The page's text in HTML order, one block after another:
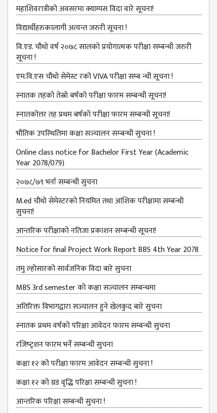
BBS FOURTH YEAR
HUMANITIES (BA)
BA FIRST YEAR
BA SECOND YEAR
BA THIRD YEAR
BA FOURTH YEAR
EDUCATION(B.ED)
B.ED FIRST YEAR
B.ED SECOND YEAR
B.ED THIRD YEAR
B.ED FOURTH YEAR
ONE YEAR B.ED
EDUCATION(M.ED)
M.ED FIRST
SEMESTERS
M.ED SECOND
SEMESTERS
M.ED THIRD
SEMESTERS
M.ED FOURTH
SEMESTERS
MANAGEMENT
SEMESTERS
महाशिवरात्रीको अवसरमा क्याम्पस विदा वारे सूचना!
विद्यार्थीहरुकालागी अत्यन्त जरुरी सूचना !
वि.एड. चौथो वर्ष २०७८ सालको प्रयोगात्मक परीक्षा सम्बन्धी जरुरी
सूचना !
एम.वि.एस चौथो सेमेस्ट रको VIVA परीक्षा सम्ब न्धी सूचना !
स्नातक तहको तेस्रो बर्षको परीक्षा फारम सम्बन्‍धी सूचना!
स्‍नातकोत्तर तह प्रथम बर्षको परीक्षा फारम सम्बन्‍धी सूचना!
भौतिक उपस्‍थितिमा कक्षा सञ्‍चालन सम्‍बन्‍धी सुचना !
Online class notice for Bachelor First Year (Academic
Year 2078/079)
२०७८/७९ भर्ना सम्बन्धी सुचना
M.ed चौथो सेमेस्टरको नियमित तथा आंशिक परीक्षामा सम्बन्धी
सुचना!
आन्‍तरिक परीक्षाको नतिजा प्रकाशन सम्‍बन्धी सूचना!
Notice for final Project Work Report BBS 4th Year 2078
तमु ल्होसारको सार्वजनिक विदा बारे सुचना
MBS 3rd semester को कक्षा सञ्‍चालन सम्बन्धमा
अतिरिक्त विभागद्वारा सञ्‍चालन हुने खेलकुद बारे सुचना
स्नातक प्रथम वर्षको परिक्षा आवेदन फारम सम्बन्धी सुचना
रजिष्‍ट्रशन फारम भर्ने सम्बन्धी सुचना
कक्षा १२ को परीक्षा फारम आवेदन सम्बन्धी सुचना !
कक्षा १२ को ग्रड वृद्धि परिक्षा सम्बन्धी सुचना !
आन्तरिक परिक्षा सम्बन्धी सुचना !